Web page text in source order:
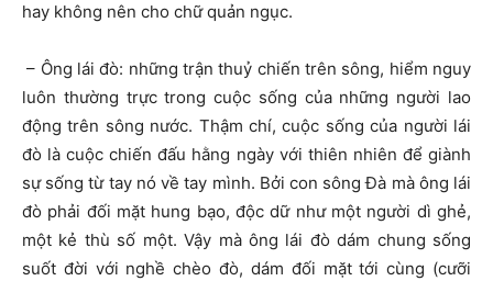
hay không nên cho chữ quản ngục.
– Ông lái đò: những trận thuỷ chiến trên sông, hiểm nguy
luôn thường trực trong cuộc sống của những người lao
động trên sông nước. Thậm chí, cuộc sống của người lái
đò là cuộc chiến đấu hằng ngày với thiên nhiên để giành
sự sống từ tay nó về tay mình. Bởi con sông Đà mà ông lái
đò phải đối mặt hung bạo, độc dữ như một người dì ghẻ,
một kẻ thù số một. Vậy mà ông lái đò dám chung sống
suốt đời với nghề chèo đò, dám đối mặt tới cùng (cưỡi